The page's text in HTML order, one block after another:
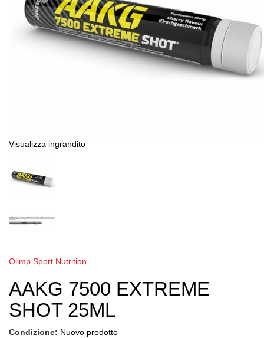
Visualizza ingrandito
Olimp Sport Nutrition
AAKG 7500 EXTREME
SHOT 25ML
Condizione: Nuovo prodotto